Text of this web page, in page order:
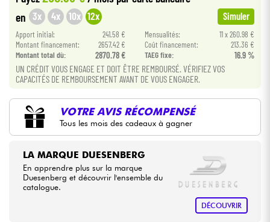
Packs
Voir nos marques
en 3x 4x 10x 12x Simuler
Apport initial: 241.58 € Mensualités:
11 x 260.98 €
Montant financement:
2657.42 € Coût financement:
213.36 €
Montant total dù:
2870.78 € TAEG fixe: 16.9 %
UN CRÉDIT VOUS ENGAGE ET DOIT ÊTRE REMBOURSÉ. VÉRIFIEZ VOS
CAPACITÉS DE REMBOURSEMENT AVANT DE VOUS ENGAGER.
VOTRE AVIS RÉCOMPENSÉ
Tous les mois des cadeaux à gagner
LA MARQUE DUESENBERG
En apprendre plus sur la marque
Duesenberg et découvrir l'ensemble du
catalogue.
DÉCOUVRIR